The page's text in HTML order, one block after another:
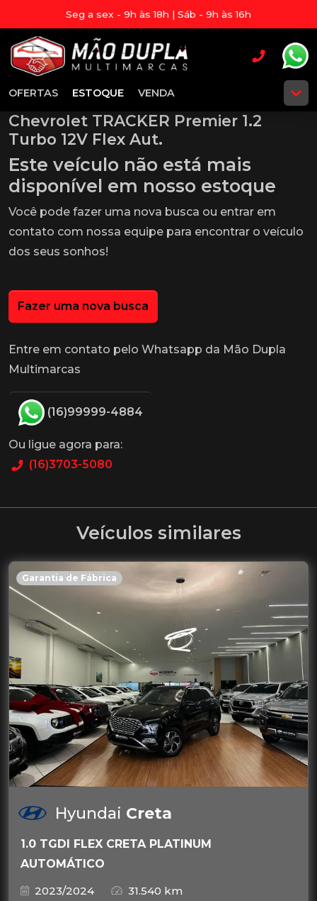
Seg a sex - 9h às 18h | Sáb - 9h às 16h
OFERTAS ESTOQUE VENDA
Chevrolet TRACKER Premier 1.2
Turbo 12V Flex Aut.
Este veículo não está mais
disponível em nosso estoque
Você pode fazer uma nova busca ou entrar em
contato com nossa equipe para encontrar o veículo
dos seus sonhos!
Fazer uma nova busca
Entre em contato pelo Whatsapp da Mão Dupla
Multimarcas
(16)99999-4884
Ou ligue agora para:
(16)3703-5080
Veículos similares
Garantia de Fábrica
Hyundai Creta
1.0 TGDI FLEX CRETA PLATINUM
AUTOMÁTICO
2023/2024
31.540 km